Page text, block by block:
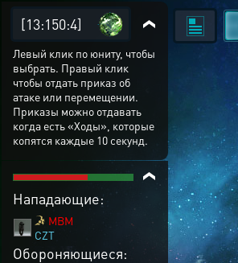
[13:150:4]
Левый клик по юниту, чтобы
выбрать. Правый клик
чтобы отдать приказ об
атаке или перемещении.
Приказы можно отдавать
когда есть «Ходы», которые
копятся каждые 10 секунд.
Нападающие:
MBM
CZT
Обороняющиеся: